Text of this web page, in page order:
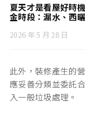
夏天才是看屋好時
金時段：漏水、西
2026 年 5 月 28 日
此外，裝修產生的
應妥善分類並委託
入一般垃圾處理。